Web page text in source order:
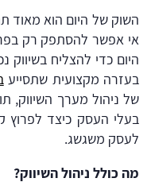
השוק של היום הוא מאוד
אי אפשר להסתפק רק
היום כדי להצליח בשיווק
בעזרה מקצועית שתסייע
של ניהול מערך
בעלי העסק כיצד לפרוץ
לעסק משגשג.
מה כולל ניהול השיווק?